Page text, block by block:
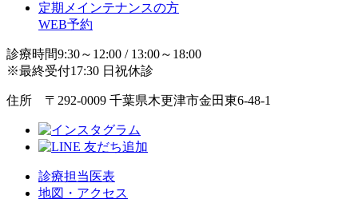
定期メインテナンスの方
WEB予約
診療時間9:30～12:00 / 13:00～18:00
※最終受付17:30 日祝休診
住所 〒292-0009 千葉県木更津市金田東6-48-1
診療担当医表
地図・アクセス